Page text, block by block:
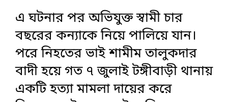
এ ঘটনার পর অভিযুক্ত স্বামী চার
বছরের কন্যাকে নিয়ে পালিয়ে যান।
পরে নিহতের ভাই শামীম তালুকদার
বাদী হয়ে গত ৭ জুলাই টঙ্গীবাড়ী থানায়
একটি হত্যা মামলা দায়ের করে